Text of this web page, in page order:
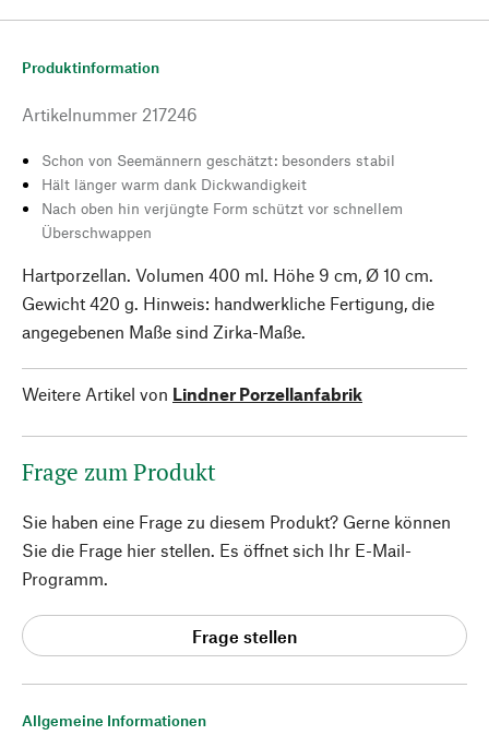
Allgemeine Informationen
Produktinformation
Artikelnummer 217246
Schon von Seemännern geschätzt: besonders stabil
Hält länger warm dank Dickwandigkeit
Nach oben hin verjüngte Form schützt vor schnellem
Überschwappen
Hartporzellan. Volumen 400 ml. Höhe 9 cm, Ø 10 cm.
Gewicht 420 g. Hinweis: handwerkliche Fertigung, die
angegebenen Maße sind Zirka-Maße.
Weitere Artikel von Lindner Porzellanfabrik
Frage zum Produkt
Sie haben eine Frage zu diesem Produkt? Gerne können
Sie die Frage hier stellen. Es öffnet sich Ihr E-Mail-
Programm.
Frage stellen